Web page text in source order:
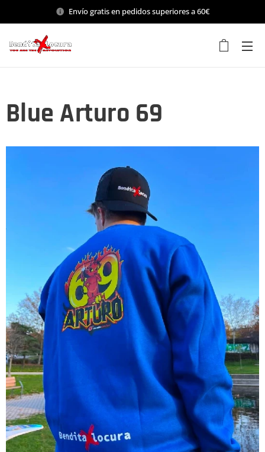
Envío gratis en pedidos superiores a 60€
Blue Arturo 69